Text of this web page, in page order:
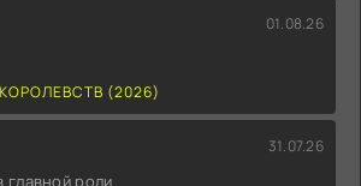
01.08.26
(2026)
31.07.26
главной роли